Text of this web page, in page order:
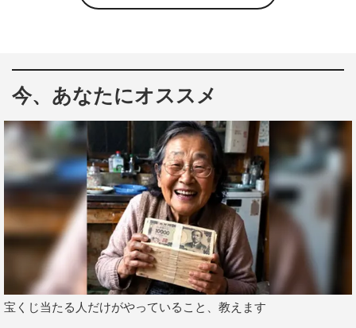
して、多くの女性読者の心を鷲掴みした本作が待望の映画
恋愛経験ゼロの地味系女子大生・湊（森七菜）は、両親の
再婚で義理の弟になった同い年の透（松村北斗）と同居
仲はギクシャクしており、互いに冷たい態度を取り合って
いる。
しかしある日、親友・真樹の頼みで高校の制服にギャルメ
イクで街に出た湊は、偶然にも透に遭遇してしまう。 湊
はとっさに別人の“JK・みな”だとウソをついたのだが、そ
れを信じた透は“みな”にまさかの猛アプローチをかけてき
た。
すぐに正体を明かすつもりが、専用のスマホをプレゼント
今、あなたにオススメ
宝くじ当たる人だけがやっていること、教えます